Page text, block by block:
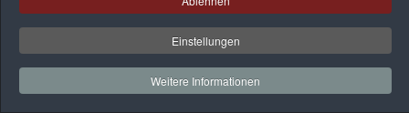
Einstellungen
Weitere Informationen